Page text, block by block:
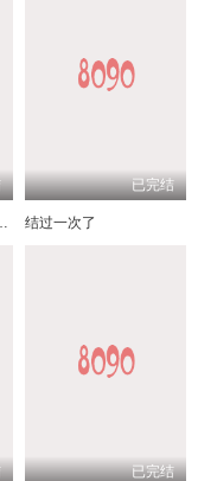
塞第三季
已完结
结过一次了
已完结